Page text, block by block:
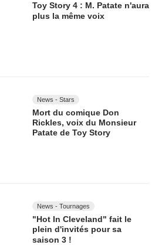
Toy Story 4 : M. Patate n'aura
plus la même voix
News - Stars
Mort du comique Don
Rickles, voix du Monsieur
Patate de Toy Story
News - Tournages
"Hot In Cleveland" fait le
plein d'invités pour sa
saison 3 !